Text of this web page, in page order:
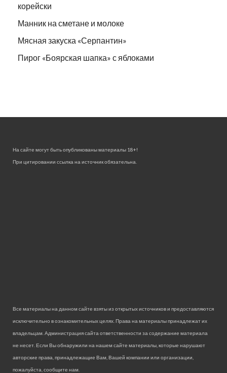
корейски
Манник на сметане и молоке
Мясная закуска «Серпантин»
Пирог «Боярская шапка» с яблоками
На сайте могут быть опубликованы материалы 18+!
При цитировании ссылка на источник обязательна.
Все материалы на данном сайте взяты из открытых источников и предоставляются
исключительно в ознакомительных целях. Права на материалы принадлежат их
владельцам. Администрация сайта ответственности за содержание материала
не несет. Если Вы обнаружили на нашем сайте материалы, которые нарушают
авторские права, принадлежащие Вам, Вашей компании или организации,
пожалуйста, сообщите нам.